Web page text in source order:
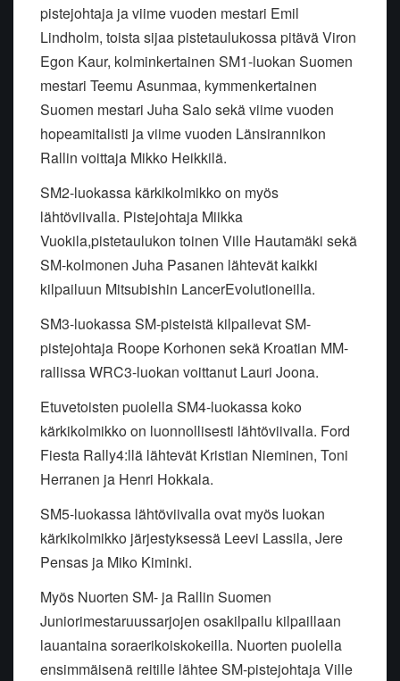
pistejohtaja ja viime vuoden mestari Emil
Lindholm, toista sijaa pistetaulukossa pitävä Viron
Egon Kaur, kolminkertainen SM1-luokan Suomen
mestari Teemu Asunmaa, kymmenkertainen
Suomen mestari Juha Salosekä viime vuoden
hopeamitalisti ja viime vuoden Länsirannikon
Rallin voittaja Mikko Heikkilä.
SM2-luokassa kärkikolmikko on myös
lähtöviivalla. Pistejohtaja Miikka
Vuokila,pistetaulukon toinen Ville Hautamäki sekä
SM-kolmonen Juha Pasanen lähtevät kaikki
kilpailuun Mitsubishin LancerEvolutioneilla.
SM3-luokassa SM-pisteistä kilpailevat SM-
pistejohtaja Roope Korhonen sekä Kroatian MM-
rallissa WRC3-luokan voittanut Lauri Joona.
Etuvetoisten puolella SM4-luokassa koko
kärkikolmikko on luonnollisesti lähtöviivalla. Ford
Fiesta Rally4:llä lähtevät Kristian Nieminen, Toni
Herranen ja Henri Hokkala.
SM5-luokassa lähtöviivalla ovat myös luokan
kärkikolmikko järjestyksessä Leevi Lassila, Jere
Pensas ja Miko Kiminki.
Myös Nuorten SM- ja Rallin Suomen
Juniorimestaruussarjojen osakilpailu kilpaillaan
lauantaina soraerikoiskokeilla. Nuorten puolella
ensimmäisenä reitille lähtee SM-pistejohtajaVille